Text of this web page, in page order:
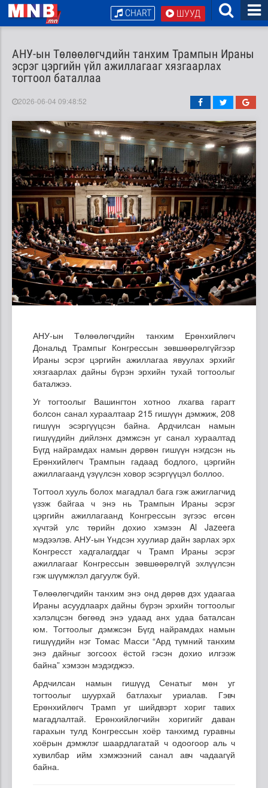
ШУУД
CHART
АНУ-ын Төлөөлөгчдийн танхим Трампын Ираны
эсрэг цэргийн үйл ажиллагааг хязгаарлах
тогтоол баталлаа
2026-06-04 09:48:52
АНУ-ын Төлөөлөгчдийн танхим Ерөнхийлөгч
Дональд Трампыг Конгрессын зөвшөөрөлгүйгээр
Ираны эсрэг цэргийн ажиллагаа явуулах эрхийг
хязгаарлах дайны бүрэн эрхийн тухай тогтоолыг
баталжээ.
Уг тогтоолыг Вашингтон хотноо лхагва гарагт
болсон санал хураалтаар 215 гишүүн дэмжиж, 208
гишүүн эсэргүүцсэн байна. Ардчилсан намын
гишүүдийн дийлэнх дэмжсэн уг санал хураалтад
Бүгд найрамдах намын дөрвөн гишүүн нэгдсэн нь
Ерөнхийлөгч Трампын гадаад бодлого, цэргийн
ажиллагаанд үзүүлсэн ховор эсэргүүцэл боллоо.
Тогтоол хууль болох магадлал бага гэж ажиглагчид
үзэж байгаа ч энэ нь Трампын Ираны эсрэг
цэргийн ажиллагаанд Конгрессын зүгээс өгсөн
хүчтэй улс төрийн дохио хэмээн Al Jazeera
мэдээлэв. АНУ-ын Үндсэн хуулиар дайн зарлах эрх
Конгресст хадгалагддаг ч Трамп Ираны эсрэг
ажиллагааг Конгрессын зөвшөөрөлгүй эхлүүлсэн
гэж шүүмжлэл дагуулж буй.
Төлөөлөгчдийн танхим энэ онд дөрөв дэх удаагаа
Ираны асуудлаарх дайны бүрэн эрхийн тогтоолыг
хэлэлцсэн бөгөөд энэ удаад анх удаа баталсан
юм. Тогтоолыг дэмжсэн Бүгд найрамдах намын
гишүүдийн нэг Томас Масси “Ард түмний танхим
энэ дайныг зогсоох ёстой гэсэн дохио илгээж
байна” хэмээн мэдэгджээ.
Ардчилсан намын гишүүд Сенатыг мөн уг
тогтоолыг шуурхай батлахыг уриалав. Гэвч
Ерөнхийлөгч Трамп уг шийдвэрт хориг тавих
магадлалтай. Ерөнхийлөгчийн хоригийг даван
гарахын тулд Конгрессын хоёр танхимд гуравны
хоёрын дэмжлэг шаардлагатай ч одоогоор аль ч
хувилбар ийм хэмжээний санал авч чадаагүй
байна.